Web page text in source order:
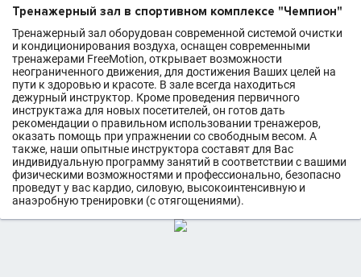
Тренажерный зал в спортивном комплексе "Чемпион"
Тренажерный зал оборудован современной системой очистки
и кондиционирования воздуха, оснащен современными
тренажерами FreeMotion, открывает возможности
неограниченного движения, для достижения Ваших целей на
пути к здоровью и красоте. В зале всегда находиться
дежурный инструктор. Кроме проведения первичного
инструктажа для новых посетителей, он готов дать
рекомендации о правильном использовании тренажеров,
оказать помощь при упражнении со свободным весом. А
также, наши опытные инструктора составят для Вас
индивидуальную программу занятий в соответствии с вашими
физическими возможностями и профессионально, безопасно
проведут у вас кардио, силовую, высокоинтенсивную и
анаэробную тренировки (с отягощениями).